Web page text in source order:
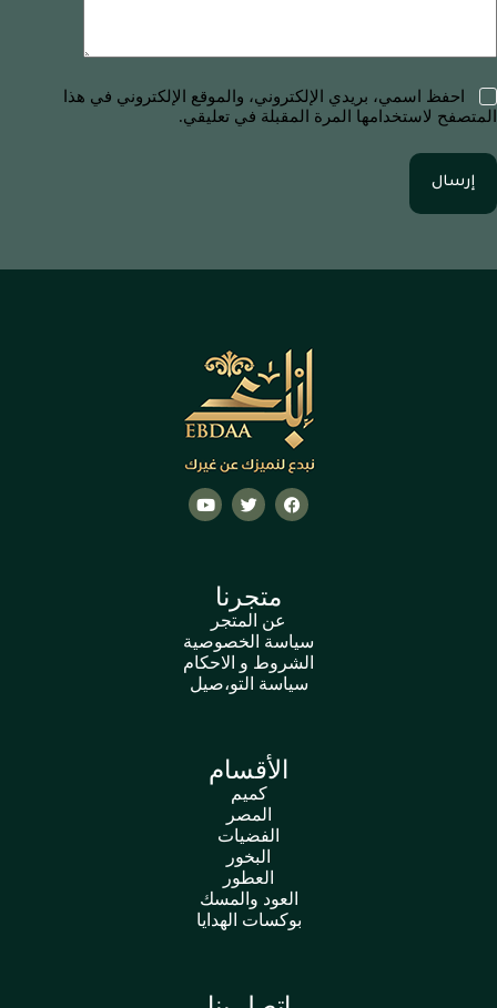
احفظ اسمي، بريدي الإلكتروني، والموقع الإلكتروني في هذا
المتصفح لاستخدامها المرة المقبلة في تعليقي.
إرسال
متجرنا
عن المتجر
سياسة الخصوصية
الشروط و الاحكام
سياسة التو،صيل
الأقسام
كميم
المصر
الفضيات
البخور
العطور
العود والمسك
بوكسات الهدايا